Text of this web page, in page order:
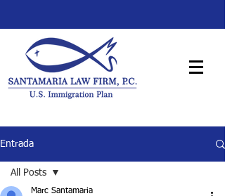
Entrada
All Posts
Marc Santamaria